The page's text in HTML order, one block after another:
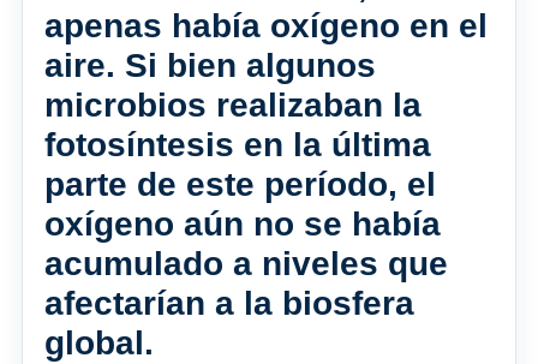
apenas había oxígeno en el
aire. Si bien algunos
microbios realizaban la
fotosíntesis en la última
parte de este período, el
oxígeno aún no se había
acumulado a niveles que
afectarían a la biosfera
global.